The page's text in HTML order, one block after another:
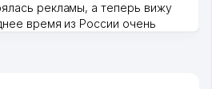
рекламы, а теперь вижу
время из России очень